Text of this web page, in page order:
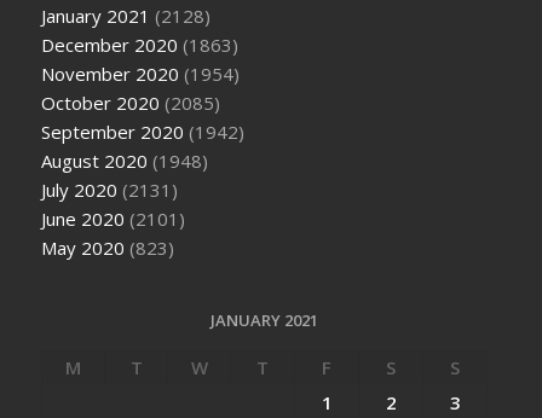
January 2021 (2128)
December 2020 (1863)
November 2020 (1954)
October 2020 (2085)
September 2020 (1942)
August 2020 (1948)
July 2020 (2131)
June 2020 (2101)
May 2020 (823)
JANUARY 2021
M T W T F S
S
1
2
3